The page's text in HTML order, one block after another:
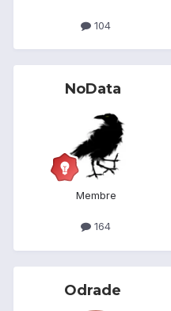
104
NoData
Membre
164
Odrade